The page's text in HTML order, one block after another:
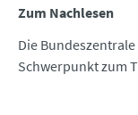
Zum Nachlesen
Die
Schwerpunkt zum